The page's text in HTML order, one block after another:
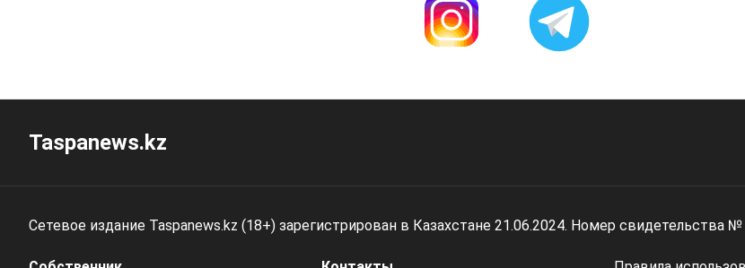
Taspanews.kz
Сетевое издание Taspanews.kz (18+) зарегистрирован в Казахстане 21.06.2024. Номер свидетельства №